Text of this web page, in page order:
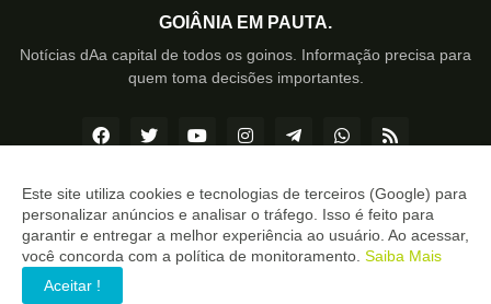
GOIÂNIA EM PAUTA.
Notícias dAa capital de todos os goinos. Informação precisa para
quem toma decisões importantes.
Copyright ©2026Goiânia EM PAUTA
INÍCIO SOBRE CONTATO LGPD
EXPEDIENTE
Este site utiliza cookies e tecnologias de terceiros (Google) para
personalizar anúncios e analisar o tráfego. Isso é feito para
garantir e entregar a melhor experiência ao usuário. Ao acessar,
você concorda com a política de monitoramento. Saiba Mais
Aceitar !